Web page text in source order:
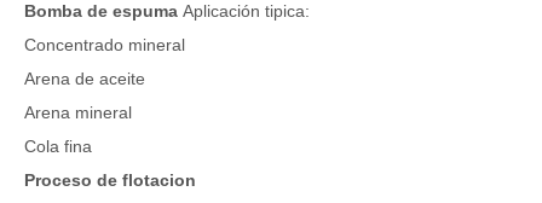
Bomba de espuma Aplicación tipica:
Concentrado mineral
Arena de aceite
Arena mineral
Cola fina
Proceso de flotacion